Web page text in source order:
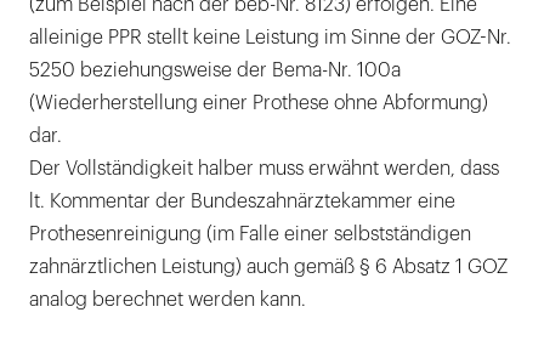
(zum Beispiel nach der beb-Nr. 8123) erfolgen. Eine
alleinige PPR stellt keine Leistung im Sinne der GOZ-Nr.
5250 beziehungsweise der Bema-Nr. 100a
(Wiederherstellung einer Prothese ohne Abformung)
dar.
Der Vollständigkeit halber muss erwähnt werden, dass
lt. Kommentar der Bundeszahnärztekammer eine
Prothesenreinigung (im Falle einer selbstständigen
zahnärztlichen Leistung) auch gemäß § 6 Absatz 1 GOZ
analog berechnet werden kann.